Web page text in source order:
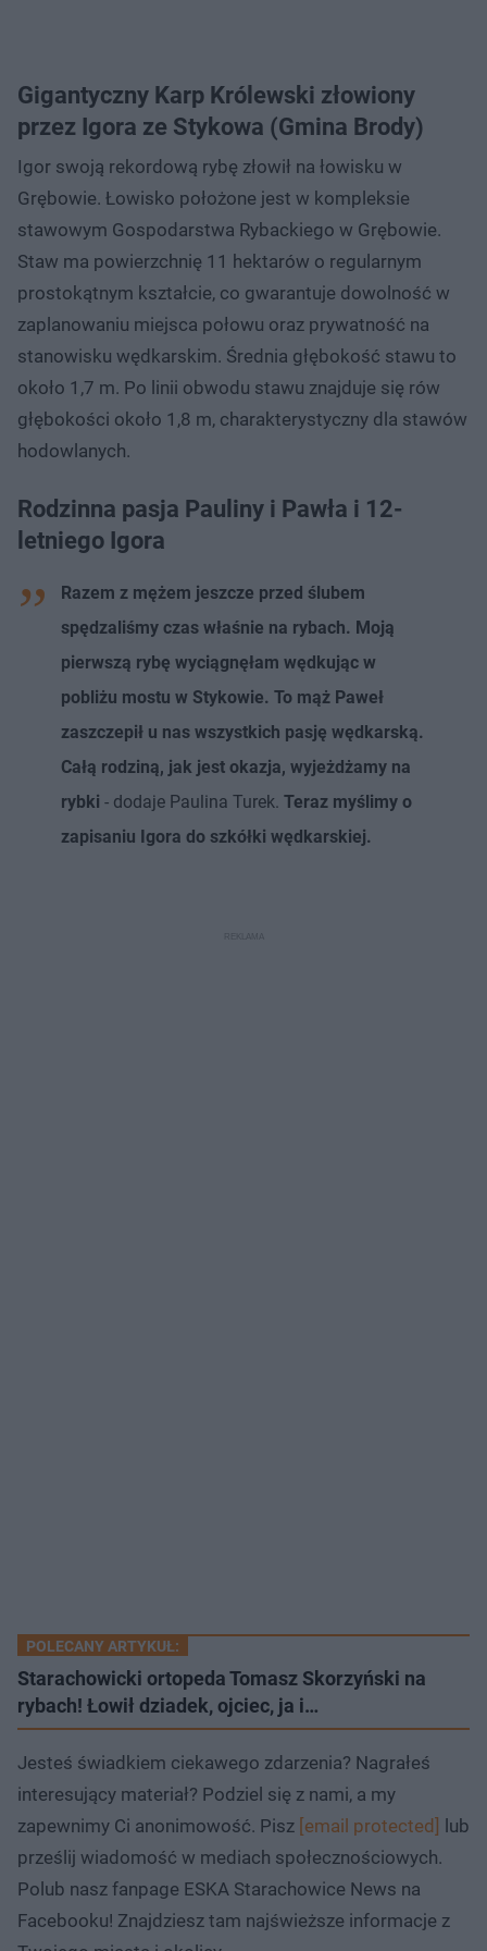
Gigantyczny Karp Królewski złowiony
przez Igora ze Stykowa (Gmina Brody)
Igor swoją rekordową rybę złowił na łowisku w
Grębowie. Łowisko położone jest w kompleksie
stawowym Gospodarstwa Rybackiego w Grębowie.
Staw ma powierzchnię 11 hektarów o regularnym
prostokątnym kształcie, co gwarantuje dowolność w
zaplanowaniu miejsca połowu oraz prywatność na
stanowisku wędkarskim. Średnia głębokość stawu to
około 1,7 m. Po linii obwodu stawu znajduje się rów
głębokości około 1,8 m, charakterystyczny dla stawów
hodowlanych.
Rodzinna pasja Pauliny i Pawła i 12-
letniego Igora
Razem z mężem jeszcze przed ślubem
spędzaliśmy czas właśnie na rybach. Moją
pierwszą rybę wyciągnęłam wędkując w
pobliżu mostu w Stykowie. To mąż Paweł
zaszczepił u nas wszystkich pasję wędkarską.
Całą rodziną, jak jest okazja, wyjeżdżamy na
rybki - dodaje Paulina Turek. Teraz myślimy o
zapisaniu Igora do szkółki wędkarskiej.
POLECANY ARTYKUŁ:
Starachowicki ortopeda Tomasz Skorzyński na
rybach! Łowił dziadek, ojciec, ja i…
Jesteś świadkiem ciekawego zdarzenia? Nagrałeś
interesujący materiał? Podziel się z nami, a my
zapewnimy Ci anonimowość. Pisz [email protected]
lub
prześlij wiadomość w mediach społecznościowych.
Polub nasz fanpage ESKA Starachowice News na
Facebooku! Znajdziesz tam najświeższe informacje z